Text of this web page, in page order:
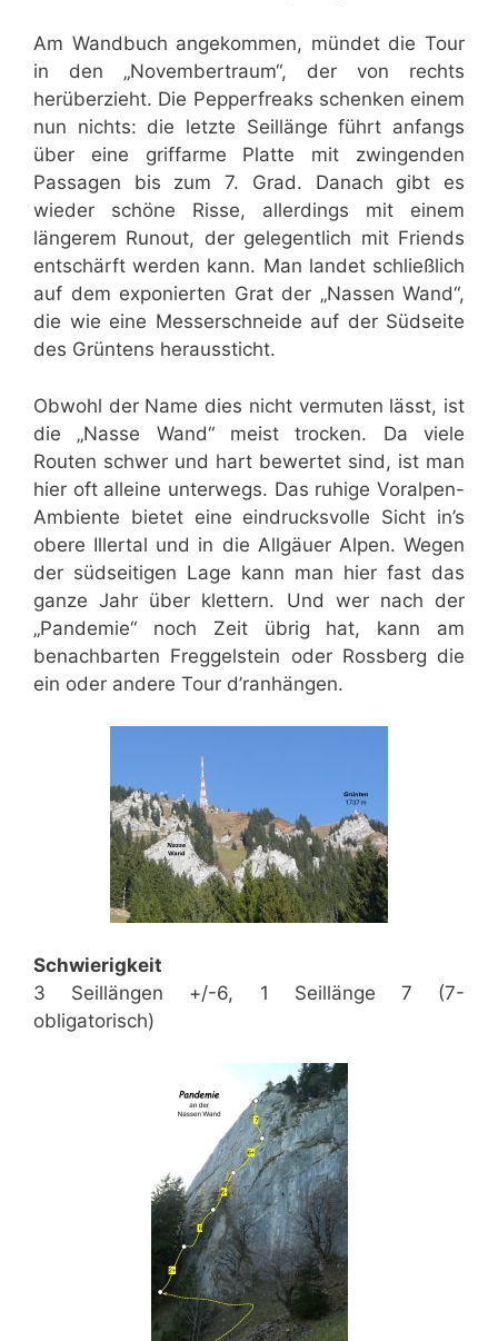
Am Wandbuch angekommen, mündet die Tour
in den „Novembertraum“, der von rechts
herüberzieht. Die Pepperfreaks schenken einem
nun nichts: die letzte Seillänge führt anfangs
über eine griffarme Platte mit zwingenden
Passagen bis zum 7. Grad. Danach gibt es
wieder schöne Risse, allerdings mit einem
längerem Runout, der gelegentlich mit Friends
entschärft werden kann. Man landet schließlich
auf dem exponierten Grat der „Nassen Wand“,
die wie eine Messerschneide auf der Südseite
des Grüntens heraussticht.
Obwohl der Name dies nicht vermuten lässt, ist
die „Nasse Wand“ meist trocken. Da viele
Routen schwer und hart bewertet sind, ist man
hier oft alleine unterwegs. Das ruhige Voralpen-
Ambiente bietet eine eindrucksvolle Sicht in’s
obere Illertal und in die Allgäuer Alpen. Wegen
der südseitigen Lage kann man hier fast das
ganze Jahr über klettern. Und wer nach der
„Pandemie“ noch Zeit übrig hat, kann am
benachbarten Freggelstein oder Rossberg die
ein oder andere Tour d’ranhängen.
Schwierigkeit
3 Seillängen +/-6, 1 Seillänge 7 (7-
obligatorisch)